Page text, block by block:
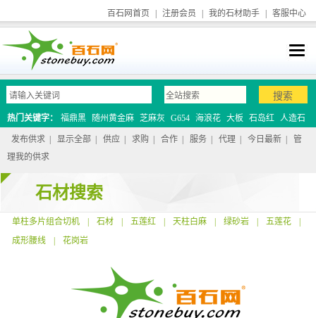
百石网首页 注册会员 我的石材助手 客服中心
热门关键字： 福鼎黑 随州黄金麻 芝麻灰 G654 海浪花 大板 石岛红 人造石
发布供求 显示全部 供应 求购 合作 服务 代理 今日最新
管
理我的供求
石材搜索
单柱多片组合切机 石材 五莲红 天柱白麻 绿砂岩 五莲花
成形腰线
花岗岩